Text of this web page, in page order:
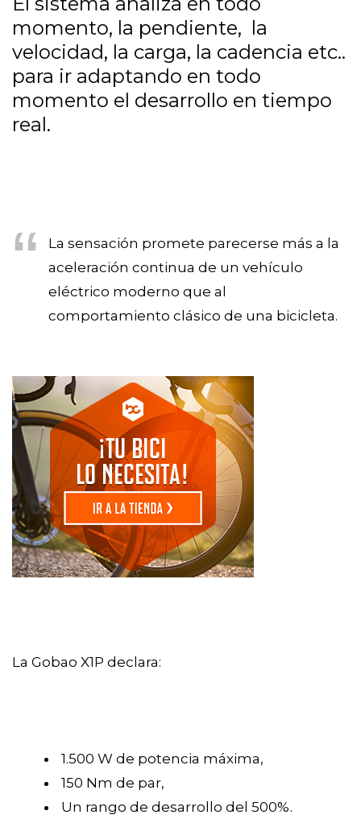
momento, la pendiente, la
velocidad, la carga, la cadencia etc..
para ir adaptando en todo
momento el desarrollo en tiempo
real.
La sensación promete parecerse más a la
aceleración continua de un vehículo
eléctrico moderno que al
comportamiento clásico de una bicicleta.
La Gobao X1P declara:
1.500 W de potencia máxima,
150 Nm de par,
Un rango de desarrollo del 500%.